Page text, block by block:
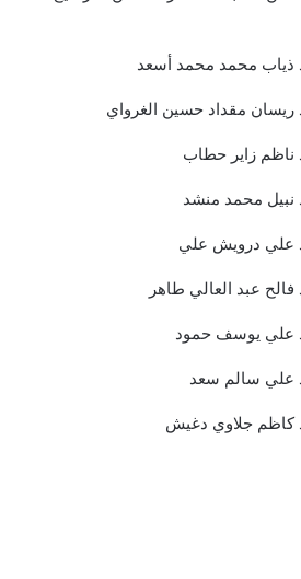
ذياب محمد محمد أسعد
ريسان مقداد حسين الغرواي
ناظم زاير حطاب
نبيل محمد منشد
علي درويش علي
فالح عبد العالي طاهر
علي يوسف حمود
علي سالم سعد
كاظم جلاوي دغيش